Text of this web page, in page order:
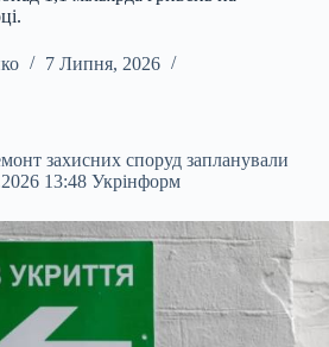
7 Липня, 2026
захисних споруд запланували
13:48 Укрінформ